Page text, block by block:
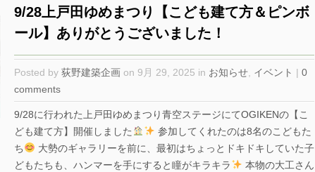
9/28上戸田ゆめまつり【こども建て方＆ピンボ
ール】ありがとうございました！
Posted by 荻野建築企画 on 9月 29, 2025 in お知らせ イベント | 0
comments
9/28に行われた上戸田ゆめまつり青空ステージにてOGIKENの【こ
ども建て方】開催しました
参加してくれたのは8名のこどもた
ち
大勢のギャラリーを前に、最初はちょっとドキドキしていた子
どもたちも、ハンマーを手にすると瞳がキラキラ
本物の大工さん